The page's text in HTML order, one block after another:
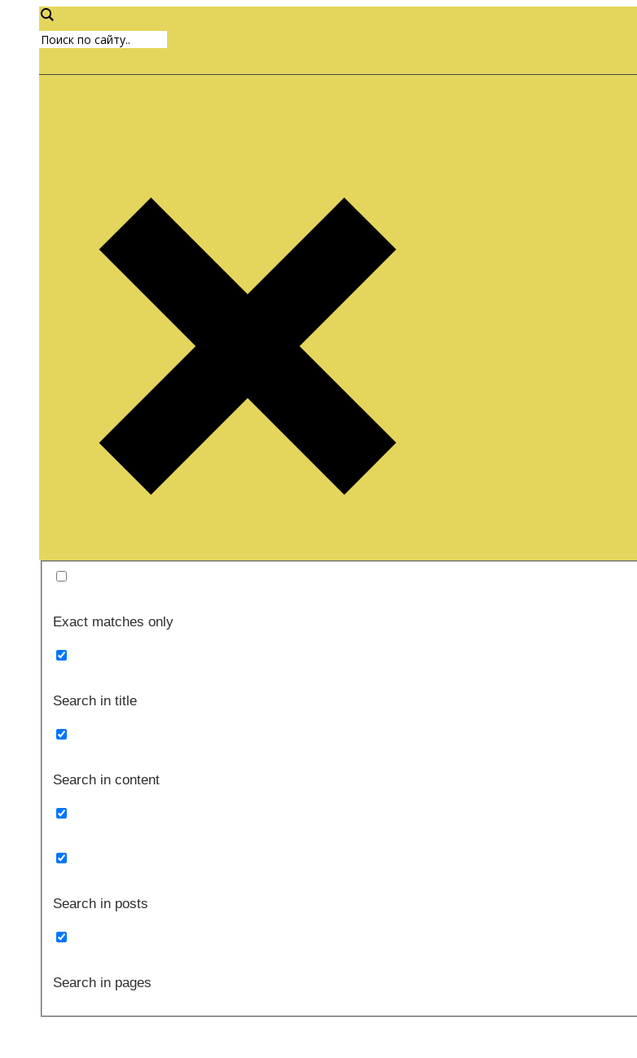
Exact matches only
Search in title
Search in content
Search in posts
Search in pages